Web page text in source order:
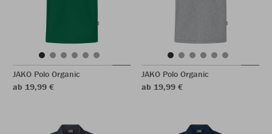
JAKO Polo Organic
ab 19,99 €
JAKO Polo Organic
ab 19,99 €